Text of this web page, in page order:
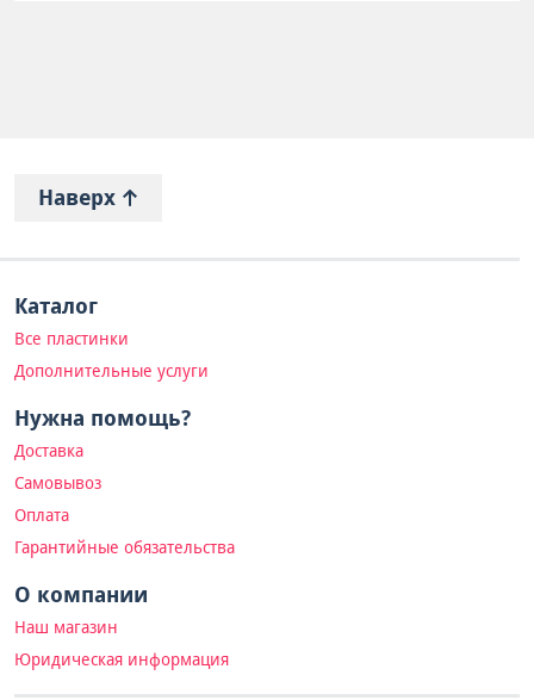
Наверх
Каталог
Все пластинки
Дополнительные услуги
Нужна помощь?
Доставка
Самовывоз
Оплата
Гарантийные обязательства
О компании
Наш магазин
Юридическая информация